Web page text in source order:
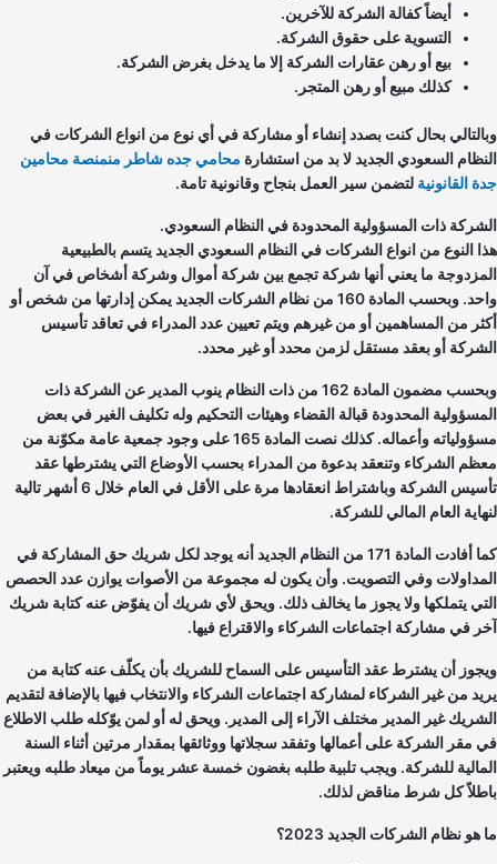
أيضاً كفالة الشركة للآخرين.
التسوية على حقوق الشركة.
بيع أو رهن عقارات الشركة إلا ما يدخل بغرض الشركة.
كذلك مبيع أو رهن المتجر.
بحال كنت بصدد إنشاء أو مشاركة في أي نوع من انواع الشركات في
السعودي الجديد لا بد من استشارة محامي جده شاطر منمنصة محامين
القانونيةلتضمن سير العمل بنجاح وقانونية تامة.
ذات المسؤولية المحدودة في النظام السعودي.
النوع من انواع الشركات في النظام السعودي الجديد يتسم بالطبيعية
ما يعني أنها شركة تجمع بين شركة أموال وشركة أشخاص في آن
واحد. وبحسب المادة 160 من نظام الشركات الجديد يمكن إدارتها من شخص أو
من المساهمين أو من غيرهم ويتم تعيين عدد المدراء في تعاقد تأسيس
أو بعقد مستقل لزمن محدد أو غير محدد.
وبحسب مضمون المادة 162 من ذات النظام ينوب المدير عن الشركة ذات
المحدودة قبالة القضاء وهيئات التحكيم وله تكليف الغير في بعض
مسؤولياته وأعماله. كذلك نصت المادة 165 على وجود جمعية عامة مكوّنة من
الشركاء وتنعقد بدعوة من المدراء بحسب الأوضاع التي يشترطها عقد
تأسيس الشركة وباشتراط انعقادها مرة على الأقل في العام خلال 6 أشهر تالية
العام المالي للشركة.
كما أفادت المادة 171 من النظام الجديد أنه يوجد لكل شريك حق المشاركة في
وفي التصويت. وأن يكون له مجموعة من الأصوات يوازن عدد الحصص
يتملكها ولا يجوز ما يخالف ذلك. ويحق لأي شريك أن يفوّض عنه كتابة شريك
في مشاركة اجتماعات الشركاء والاقتراع فيها.
أن يشترط عقد التأسيس على السماح للشريك بأن يكلّف عنه كتابة من
من غير الشركاء لمشاركة اجتماعات الشركاء والانتخاب فيها بالإضافة لتقديم
غير المدير مختلف الآراء إلى المدير. ويحق له أو لمن يوّكله طلب الاطلاع
مقر الشركة على أعمالها وتفقد سجلاتها ووثائقها بمقدار مرتين أثناء السنة
للشركة. ويجب تلبية طلبه بغضون خمسة عشر يوماً من ميعاد طلبه ويعتبر
كل شرط مناقض لذلك.
هو نظام الشركات الجديد 2023؟